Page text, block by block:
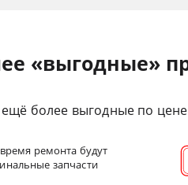
«выгодные»
более выгодные по
ремонта будут
запчасти